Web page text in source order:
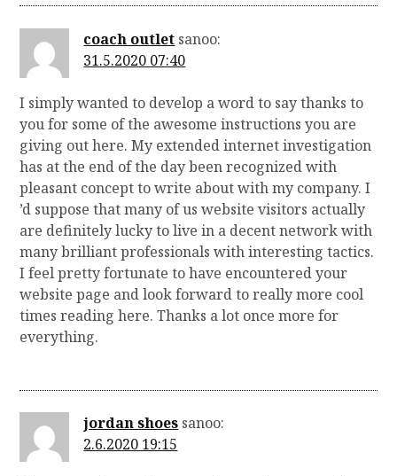
coach outlet sanoo:
31.5.2020 07:40
I simply wanted to develop a word to say thanks to
you for some of the awesome instructions you are
giving out here. My extended internet investigation
has at the end of the day been recognized with
pleasant concept to write about with my company. I
’d suppose that many of us website visitors actually
are definitely lucky to live in a decent network with
many brilliant professionals with interesting tactics.
I feel pretty fortunate to have encountered your
website page and look forward to really more cool
times reading here. Thanks a lot once more for
everything.
jordan shoes sanoo:
2.6.2020 19:15